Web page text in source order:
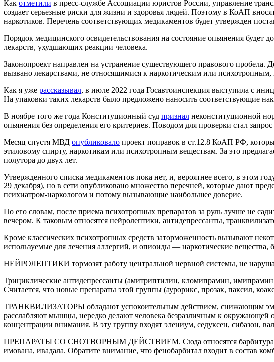
Как отметили в пресс-службе Ассоциации юристов России, управление
создает серьезные риски для жизни и здоровья людей. Поэтому в КоАП
наркотиков. Перечень соответствующих медикаментов будет утвержден
Порядок медицинского освидетельствования на состояние опьянения
лекарств, ухудшающих реакции человека.
Законопроект направлен на устранение существующего правового
вызвано лекарствами, не относящимися к наркотическим или
Как я уже рассказывал, в июле 2022 года Госавтоинспекция выступила с
На упаковки таких лекарств было предложено наносить соответствующие
В ноябре того же года Конституционный суд признал неконституционной
опьянения без определения его критериев. Поводом для проверки стал
Месяц спустя МВД опубликовало проект поправок в ст.12.8 КоАП РФ,
этиловому спирту, наркотикам или психотропным веществам. За это
полутора до двух лет.
Утвержденного списка медикаментов пока нет, и, вероятнее всего, в этом
29 декабря), но в сети опубликовано множество перечней, которые дают
психиатром-наркологом и потому вызывающие наибольшее доверие.
По его словам, после приема психотропных препаратов за руль лучше не
вечером. К таковым относятся нейролептики, антидепрессанты,
Кроме классических психотропных средств заторможенность вызывают
используемые для лечения аллергий, и опиоиды — наркотические
НЕЙРОЛЕПТИКИ тормозят работу центральной нервной системы, не
Трициклические антидепрессанты (амитриптилин, кломипрамин,
Считается, что новые препараты этой группы (аурорикс, прозак, паксил,
ТРАНКВИЛИЗАТОРЫ обладают успокоительным действием, снижающим
расслабляют мышцы, нередко делают человека безразличным к окружающей
концентрации внимания. В эту группу входят элениум, седуксен, сибазон,
ПРЕПАРАТЫ СО СНОТВОРНЫМ ДЕЙСТВИЕМ. Сюда относятся барбитураты
имована, ивадала. Обратите внимание, что фенобарбитал входит в состав